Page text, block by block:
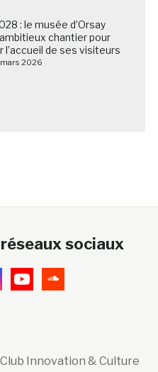
: le musée d’Orsay
chantier pour
l’accueil de ses visiteurs
2026
sociaux
Innovation & Culture